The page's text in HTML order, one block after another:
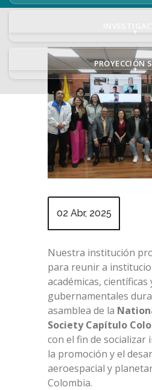
+
PROYECCIÓN
+
02 Abr, 2025
Nuestra institución
para reunir a
académicas, científicas
gubernamentales
asamblea de la
SocietyCapítulo
con el fin de socializar
la promoción y el
aeroespacial y
Colombia.